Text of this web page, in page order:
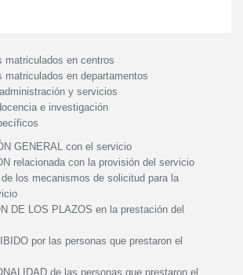
matriculados en centros
matriculados en departamentos
y servicios
e investigación
GENERAL con el servicio
relacionada con la provisión del servicio
los mecanismos de solicitud para la
DE LOS PLAZOS en la prestación del
por las personas que prestaron el
de las personas que prestaron el